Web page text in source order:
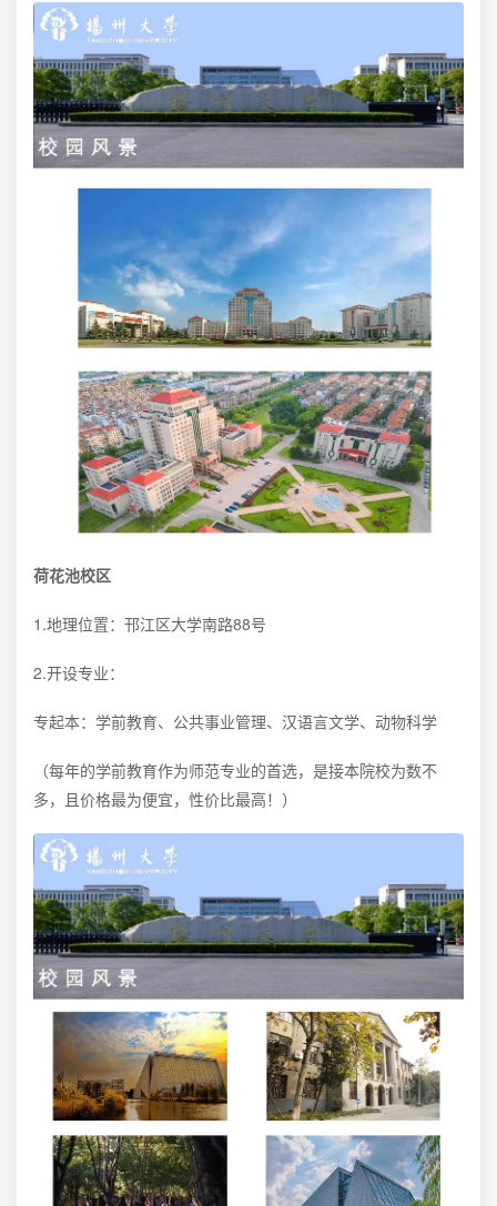
荷花池校区
1.地理位置：邗江区大学南路88号
2.开设专业：
专起本：学前教育、公共事业管理、汉语言文学、动物科学
（每年的学前教育作为师范专业的首选，是接本院校为数不
多，且价格最为便宜，性价比最高！）